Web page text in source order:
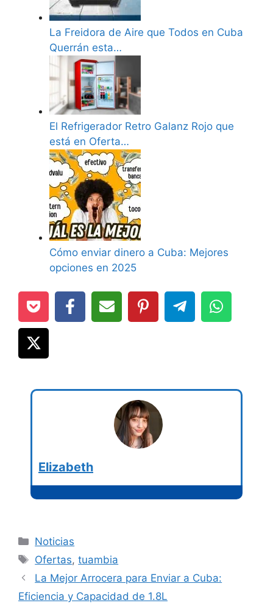
La Freidora de Aire que Todos en Cuba
Querrán esta…
El Refrigerador Retro Galanz Rojo que
está en Oferta…
Cómo enviar dinero a Cuba: Mejores
opciones en 2025
Elizabeth
Categorías
Noticias
Etiquetas
Ofertas,tuambia
La Mejor Arrocera para Enviar a Cuba:
Eficiencia y Capacidad de 1.8L